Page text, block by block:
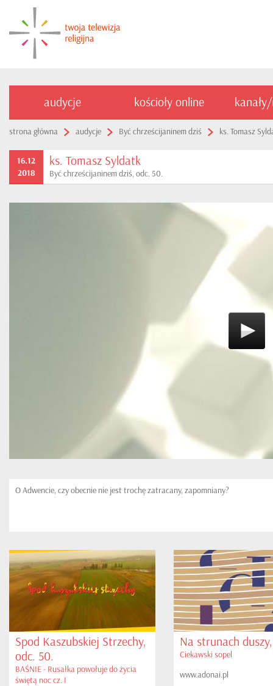
audycje kościoły online
strona główna audycje Być chrześcijaninem dziś ks. Tomasz
16.12
2018
ks. Tomasz Syldatk
Być chrześcijaninem dziś, odc. 50.
O Adwencie, czy obecnie nie jest trochę zatracany, zapomniany?
Spod Kaszubskiej Strzechy,
odc. 50.
BAŚNIE - Rusałka powołuje do życia
świętą noc cz. I
Na strunach
Ciekawski sopel
www.adonai.pl